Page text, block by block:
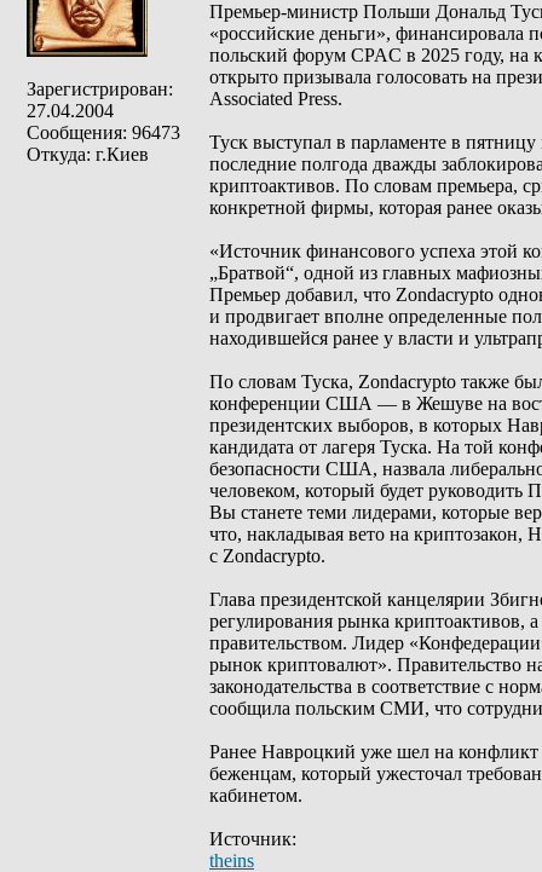
Зарегистрирован:
27.04.2004
Сообщения: 96473
Откуда: г.Киев
Премьер-министр Польши Дональд
«российские деньги», финансировала
польский форум CPAC в 2025 году,
открыто призывала голосовать на
Associated Press.
Туск выступал в парламенте в
последние полгода дважды
криптоактивов. По словам премьера,
конкретной фирмы, которая ранее
«Источник финансового успеха этой
„Братвой“, одной из главных
Премьер добавил, что Zondacrypto
и продвигает вполне определенные
находившейся ранее у власти и
По словам Туска, Zondacrypto также
конференции США — в Жешуве на
президентских выборов, в которых
кандидата от лагеря Туска. На той
безопасности США, назвала
человеком, который будет
Вы станете теми лидерами, которые
что, накладывая вето на криптозакон,
с Zondacrypto.
Глава президентской канцелярии
регулирования рынка криптоактивов,
правительством. Лидер
рынок криптовалют». Правительство
законодательства в соответствие с
сообщила польским СМИ, что
Ранее Навроцкий уже шел на конфликт
беженцам, который ужесточал
кабинетом.
Источник:
theins